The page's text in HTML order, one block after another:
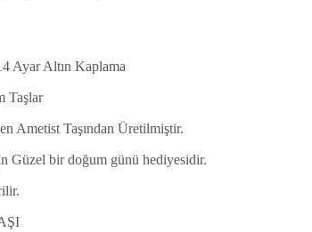
Ayar Altın Kaplama
Taşlar
Ametist Taşından Üretilmiştir.
Güzel bir doğum günü hediyesidir.